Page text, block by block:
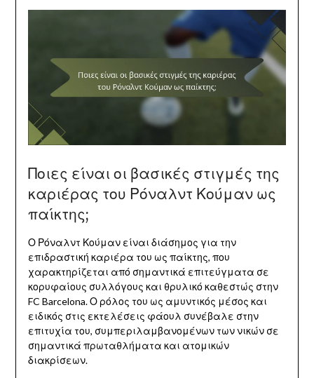
Ποιες είναι οι βασικές στιγμές της
καριέρας του Ρόναλντ Κούμαν ως
παίκτης;
Ο Ρόναλντ Κούμαν είναι διάσημος για την
επιδραστική καριέρα του ως παίκτης, που
χαρακτηρίζεται από σημαντικά επιτεύγματα σε
κορυφαίους συλλόγους και θρυλικό καθεστώς στην
FC Barcelona. Ο ρόλος του ως αμυντικός μέσος και
ειδικός στις εκτελέσεις φάουλ συνέβαλε στην
επιτυχία του, συμπεριλαμβανομένων των νικών σε
σημαντικά πρωταθλήματα και ατομικών
διακρίσεων.